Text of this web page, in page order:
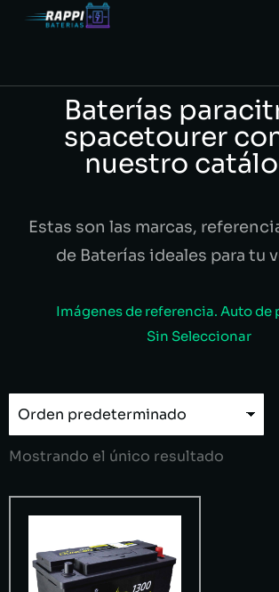
Baterías
spacetourer
nuestro
Estas son las marcas,
de Baterías ideales para tu
Imágenes de referencia. Auto de
Sin Seleccionar
Mostrando el único resultado